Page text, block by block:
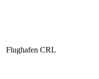
Flughafen CRL